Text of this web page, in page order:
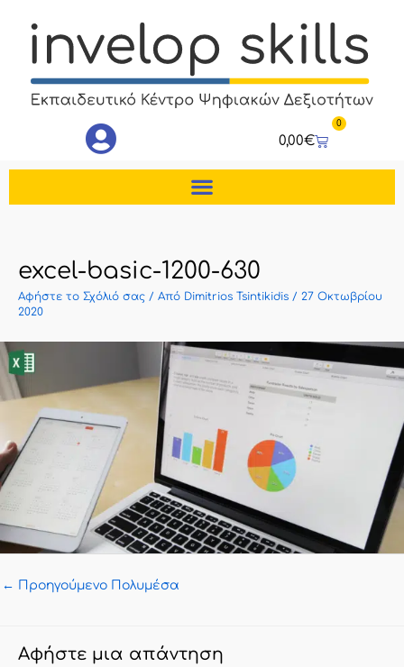
περιεχόμενο
0,00€
0
Cart
excel-basic-1200-630
Αφήστε το Σχόλιό σας / Από Dimitrios Tsintikidis / 27 Οκτωβρίου
2020
← Προηγούμενο Πολυμέσα
Αφήστε μια απάντηση